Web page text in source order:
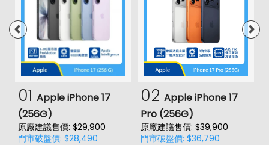
01 Apple iPhone 17
(256G)
原廠建議售價: $29,900
門市破盤價: $28,490
02 Apple iPhone 17
Pro (256G)
原廠建議售價: $39,900
門市破盤價: $36,790